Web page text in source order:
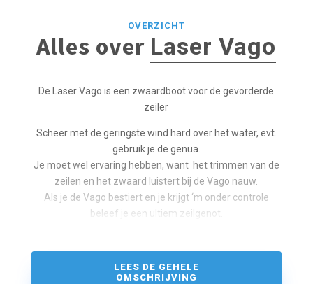
OVERZICHT
Alles over Laser Vago
De Laser Vago is een zwaardboot voor de gevorderde
zeiler
Scheer met de geringste wind hard over het water, evt.
gebruik je de genua.
Je moet wel ervaring hebben, want het trimmen van de
zeilen en het zwaard luistert bij de Vago nauw.
Als je de Vago bestiert en je krijgt ‘m onder controle
beleef je een ultiem zeilgenot.
LEES DE GEHELE
OMSCHRIJVING